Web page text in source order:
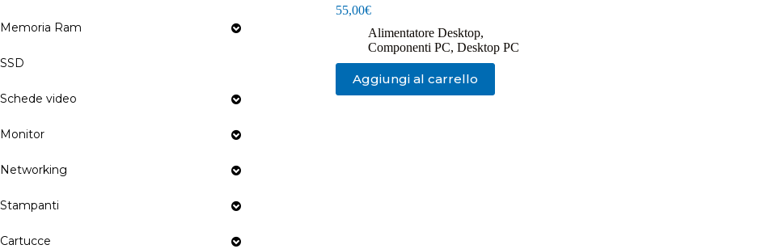
55,00€
Alimentatore Desktop,
Componenti PC, Desktop PC
Aggiungi al carrello
Memoria Ram
SSD
Schede video
Monitor
Networking
Stampanti
Cartucce